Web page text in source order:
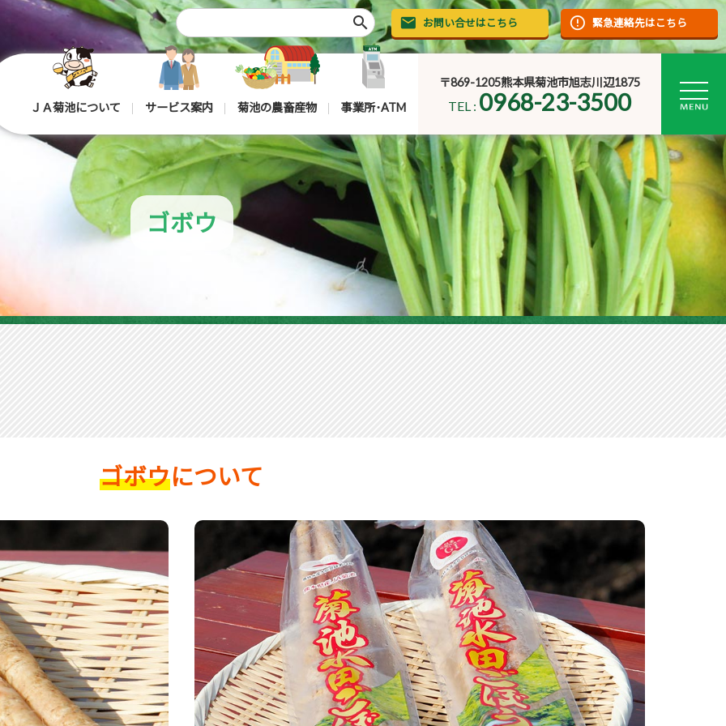
search お問い合せはこちら 緊急連絡先はこちら
ＪＡ菊池について サービス案内 菊池の農畜産物 事業所･ATM
〒869-1205熊本県菊池市旭志川辺1875
TEL : 0968-23-3500
ゴボウ
ゴボウについて